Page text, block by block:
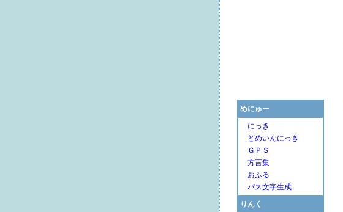
めにゅー
にっき
どめいんにっき
ＧＰＳ
方言集
おふる
パス文字生成
りんく